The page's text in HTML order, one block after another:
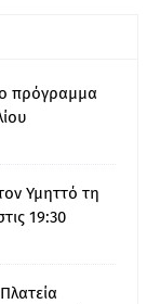
πρόγραμμα
Υμηττό τη
19:30